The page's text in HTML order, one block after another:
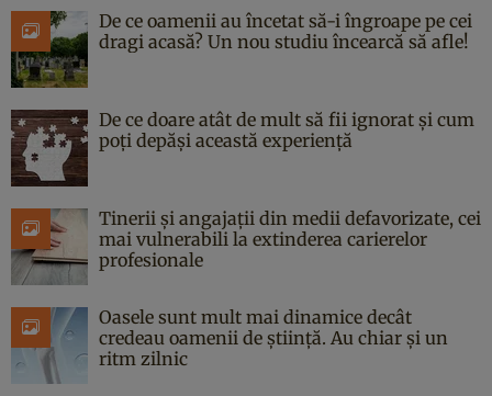
De ce oamenii au încetat să-i îngroape pe cei
dragi acasă? Un nou studiu încearcă să afle!
De ce doare atât de mult să fii ignorat și cum
poți depăși această experiență
Tinerii și angajații din medii defavorizate, cei
mai vulnerabili la extinderea carierelor
profesionale
Oasele sunt mult mai dinamice decât
credeau oamenii de știință. Au chiar și un
ritm zilnic